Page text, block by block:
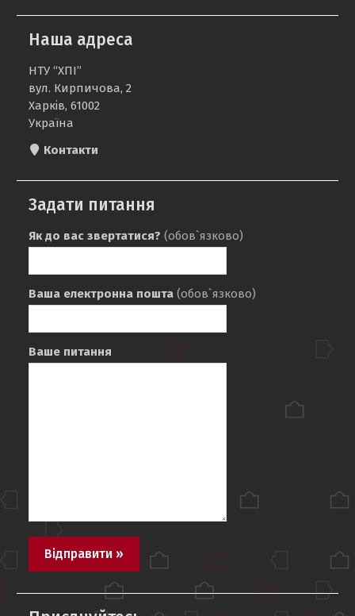
Наша адреса
НТУ “ХПІ”
вул. Кирпичова, 2
Харків, 61002
Україна
Контакти
Задати питання
Як до вас звертатися? (обов`язково)
Ваша електронна пошта (обов`язково)
Ваше питання